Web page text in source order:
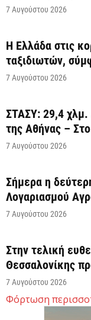
7 Αυγούστου 2026
Η Ελλάδα στις
ταξιδιωτών,
7 Αυγούστου 2026
ΣΤΑΣΥ: 29,4 χλμ.
της Αθήνας –
7 Αυγούστου 2026
Σήμερα η
Λογαριασμού
7 Αυγούστου 2026
Στην τελική
Θεσσαλονίκης
7 Αυγούστου 2026
Φόρτωση